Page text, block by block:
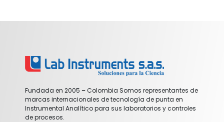
Fundada en 2005 – Colombia Somos representantes de
marcas internacionales de tecnología de punta en
Instrumental Analítico para sus laboratorios y controles
de procesos.